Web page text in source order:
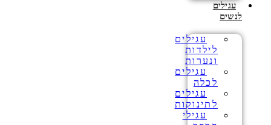
עגילים
לנשים
עגילים
לילדות
ונערות
עגילים
לכלה
עגילים
לתינוקות
עגילי